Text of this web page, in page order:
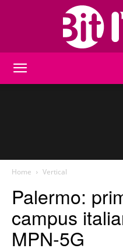
Home Vertical
Palermo:
campus
MPN-5G